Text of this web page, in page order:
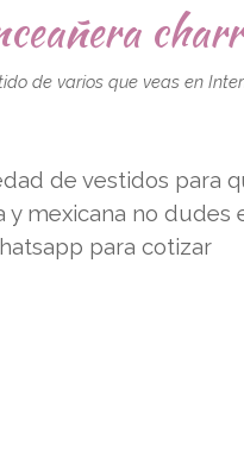
de varios que veas en
de vestidos para
y mexicana no dudes
para cotizar